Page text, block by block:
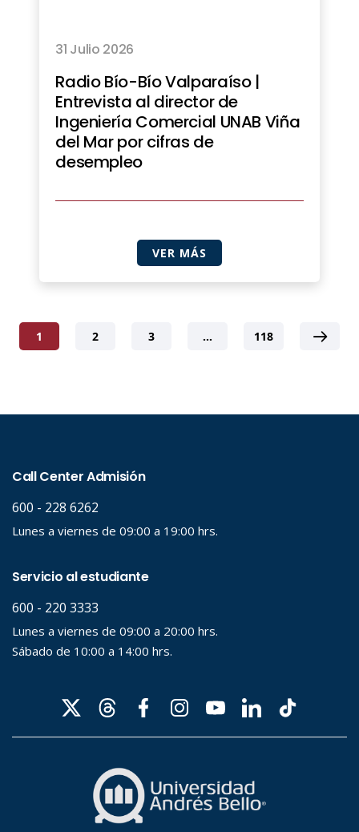
31 Julio 2026
Radio Bío-Bío Valparaíso |
Entrevista al director de
Ingeniería Comercial UNAB Viña
del Mar por cifras de
desempleo
VER MÁS
1 2 3 … 118